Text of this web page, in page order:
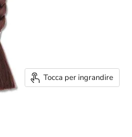
Tocca per ingrandire